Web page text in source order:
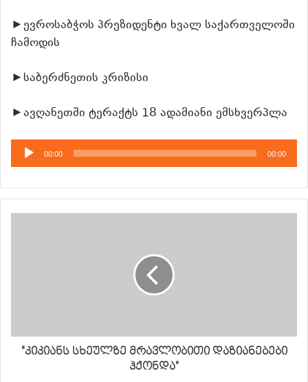
►ევროსაბჭოს პრეზიდენტი ხვალ საქართველოში
ჩამოდის
►საბერძნეთის კრიზისი
►ავღანეთში ტერაქტს 18 ადამიანი ემსხვერპლა
აუდიო
დამკვრელი
00:00 00:00
"კიკიანს სხეულზე მრავლობითი დაზიანებები
ჰქონდა"